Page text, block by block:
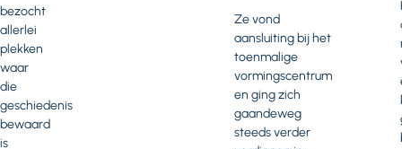
bezocht
allerlei
plekken
waar
die
geschiedenis
bewaard
is
Ze vond
aansluiting bij het
toenmalige
vormingscentrum
en ging zich
gaandeweg
steeds verder